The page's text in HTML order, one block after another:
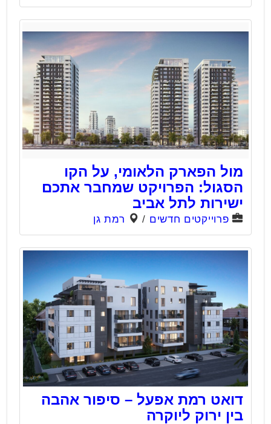
מול הפארק הלאומי, על הקו
הסגול: הפרויקט שמחבר אתכם
ישירות לתל אביב
פרוייקטים חדשים / רמת גן
דואט רמת אפעל – סיפור אהבה
בין ירוק ליוקרה